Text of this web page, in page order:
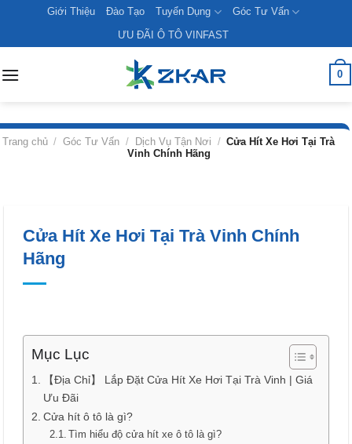
content
Giới Thiệu Đào Tạo Tuyển Dụng
Góc Tư Vấn
ƯU ĐÃI Ô TÔ VINFAST
0
Trang chủ / Góc Tư Vấn / Dịch Vụ Tận Nơi / Cửa Hít Xe Hơi Tại Trà
Vinh Chính Hãng
Cửa Hít Xe Hơi Tại Trà Vinh Chính
Hãng
Mục Lục
【Địa Chỉ】 Lắp Đặt Cửa Hít Xe Hơi Tại Trà Vinh | Giá
Ưu Đãi
Cửa hít ô tô là gì?
Tìm hiểu độ cửa hít xe ô tô là gì?